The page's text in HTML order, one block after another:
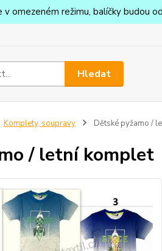
omezeném režimu, balíčky budou
Hledat
Komplety, soupravy Dětské pyžamo /
/ letní komplet